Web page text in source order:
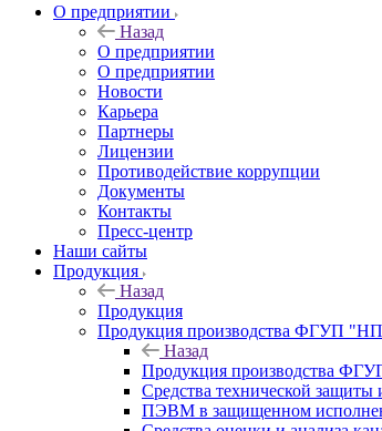
О предприятии
Назад
О предприятии
О предприятии
Новости
Карьера
Партнеры
Лицензии
Противодействие коррупции
Документы
Контакты
Пресс-центр
Наши сайты
Продукция
Назад
Продукция
Продукция производства ФГУП
Назад
Продукция производства
Средства технической
ПЭВМ в защищенном